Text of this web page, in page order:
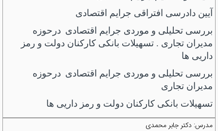
آیین دادرسی افتراقی جرایم اقتصادی
بررسی تحلیلی و موردی جرایم اقتصادی درحوزه
مدیران تجاری . تسهیلات بانکی کارکنان دولت و رمز
داریی ها
بررسی تحلیلی و موردی جرایم اقتصادی درحوزه
مدیران تجاری
تسهیلات بانکی کارکنان دولت و رمز داریی ها
مدرس: دکتر جابر محمدی